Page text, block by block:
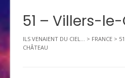
51 – Villers-
ILS VENAIENT DU CIEL... > FRANCE >
CHÂTEAU